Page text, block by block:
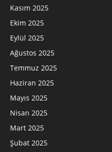
Kasım 2025
Ekim 2025
Eylül 2025
Ağustos 2025
Temmuz 2025
Haziran 2025
Mayıs 2025
Nisan 2025
Mart 2025
Şubat 2025